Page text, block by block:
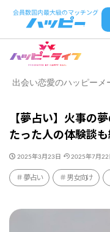
出会い恋愛のハッピーメ
【夢占い】火事の
たった人の体験談も
2025年3月23日 2025年7月22
夢占い 男女向け